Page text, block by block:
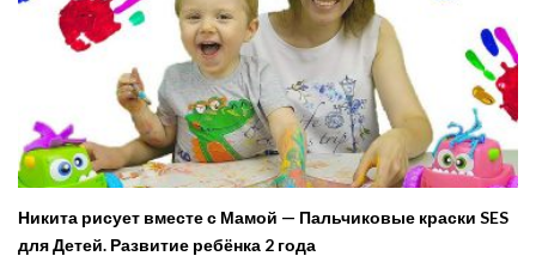
Никита рисует вместе с Мамой — Пальчиковые краски SES
для Детей. Развитие ребёнка 2 года